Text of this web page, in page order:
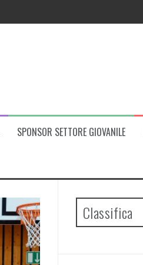
SPONSOR SETTORE GIOVANILE
Classifica